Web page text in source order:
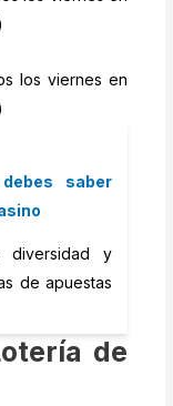
los viernes en
saber
y
de apuestas
de